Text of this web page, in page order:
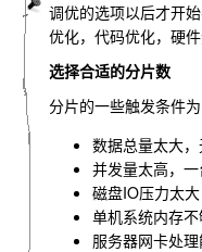
调优的选项以后才开
优化，代码优化，硬
选择合适的分片数
分片的一些触发条件为
数据总量太大
并发量太高，
磁盘IO压力太大
单机系统内存
服务器网卡处